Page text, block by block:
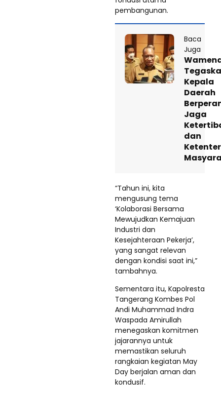
pembangunan.
Baca
Juga
Kepala
Daerah
Jaga
dan
“Tahun ini, kita
mengusung tema
‘Kolaborasi Bersama
Mewujudkan Kemajuan
Industri dan
Kesejahteraan Pekerja’,
yang sangat relevan
dengan kondisi saat ini,”
tambahnya.
Sementara itu, Kapolresta
Tangerang Kombes Pol
Andi Muhammad Indra
Waspada Amirullah
menegaskan komitmen
jajarannya untuk
memastikan seluruh
rangkaian kegiatan May
Day berjalan aman dan
kondusif.